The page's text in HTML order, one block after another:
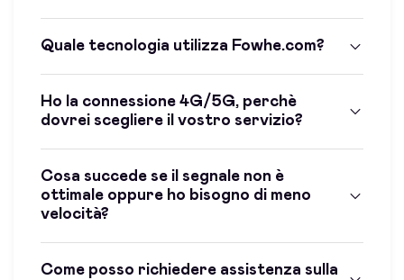
Quale tecnologia utilizza Fowhe.com?
Ho la connessione 4G/5G, perchè
dovrei scegliere il vostro servizio?
Cosa succede se il segnale non è
ottimale oppure ho bisogno di meno
velocità?
Come posso richiedere assistenza sulla